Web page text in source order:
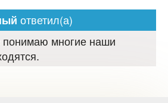
ответил(а)
многие наши